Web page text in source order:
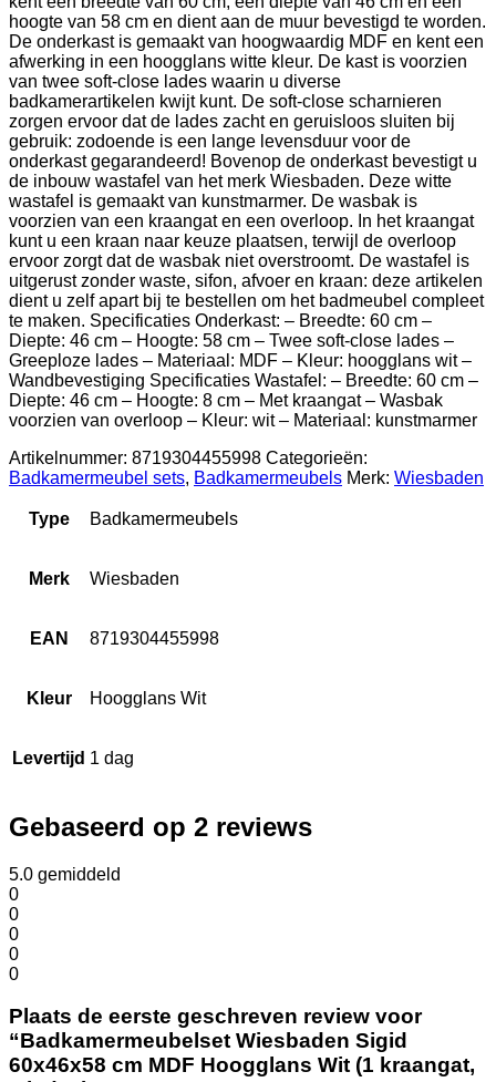
hoogte van 58 cm en dient aan de muur bevestigd te worden.
De onderkast is gemaakt van hoogwaardig MDF en kent een
afwerking in een hoogglans witte kleur. De kast is voorzien
van twee soft-close lades waarin u diverse
badkamerartikelen kwijt kunt. De soft-close scharnieren
zorgen ervoor dat de lades zacht en geruisloos sluiten bij
gebruik: zodoende is een lange levensduur voor de
onderkast gegarandeerd! Bovenop de onderkast bevestigt u
de inbouw wastafel van het merk Wiesbaden. Deze witte
wastafel is gemaakt van kunstmarmer. De wasbak is
voorzien van een kraangat en een overloop. In het kraangat
kunt u een kraan naar keuze plaatsen, terwijl de overloop
ervoor zorgt dat de wasbak niet overstroomt. De wastafel is
uitgerust zonder waste, sifon, afvoer en kraan: deze artikelen
dient u zelf apart bij te bestellen om het badmeubel compleet
te maken. Specificaties Onderkast: – Breedte: 60 cm –
Diepte: 46 cm – Hoogte: 58 cm – Twee soft-close lades –
Greeploze lades – Materiaal: MDF – Kleur: hoogglans wit –
Wandbevestiging Specificaties Wastafel: – Breedte: 60 cm –
Diepte: 46 cm – Hoogte: 8 cm – Met kraangat – Wasbak
voorzien van overloop – Kleur: wit – Materiaal: kunstmarmer
Artikelnummer: 8719304455998 Categorieën:
Badkamermeubel sets, Badkamermeubels Merk: Wiesbaden
Type Badkamermeubels
Merk Wiesbaden
EAN 8719304455998
Kleur Hoogglans Wit
Levertijd 1 dag
Gebaseerd op 2 reviews
5.0 gemiddeld
0
0
0
0
0
Plaats de eerste geschreven review voor
“Badkamermeubelset Wiesbaden Sigid
60x46x58 cm MDF Hoogglans Wit (1 kraangat,